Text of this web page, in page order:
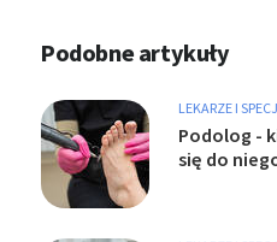
Podobne artykuły
LEKARZE I
Podolog -
się do